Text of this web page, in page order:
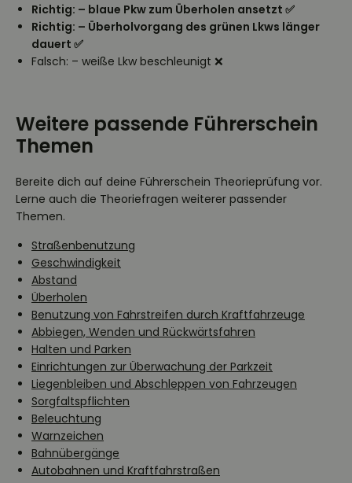
Richtig: – blaue Pkw zum Überholen ansetzt ✅
Richtig: – Überholvorgang des grünen Lkws länger
dauert ✅
Falsch: – weiße Lkw beschleunigt ❌
Weitere passende Führerschein
Themen
Bereite dich auf deine Führerschein Theorieprüfung vor.
Lerne auch die Theoriefragen weiterer passender
Themen.
Straßenbenutzung
Geschwindigkeit
Abstand
Überholen
Benutzung von Fahrstreifen durch Kraftfahrzeuge
Abbiegen, Wenden und Rückwärtsfahren
Halten und Parken
Einrichtungen zur Überwachung der Parkzeit
Liegenbleiben und Abschleppen von Fahrzeugen
Sorgfaltspflichten
Beleuchtung
Warnzeichen
Bahnübergänge
Autobahnen und Kraftfahrstraßen